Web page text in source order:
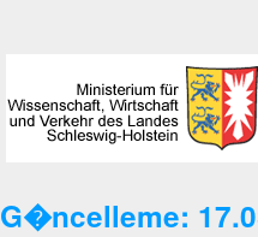
G�ncelleme: